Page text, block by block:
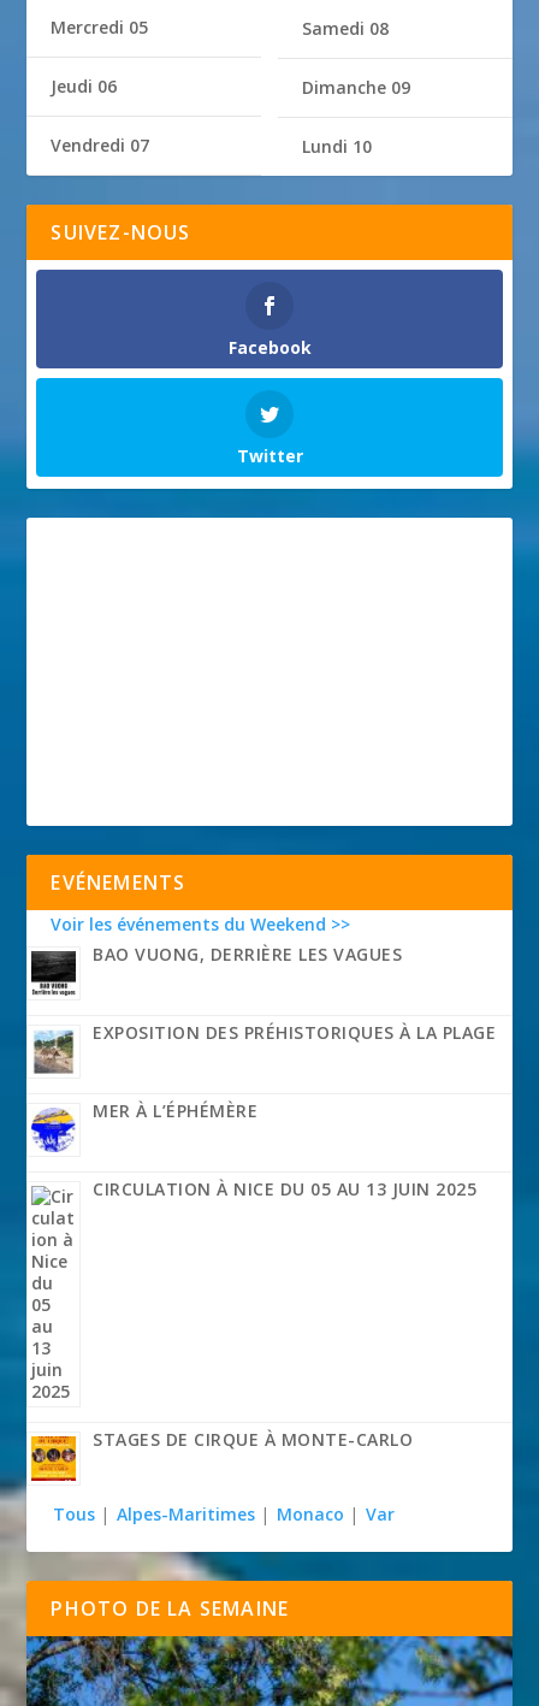
Mercredi 05
Jeudi 06
Vendredi 07
Samedi 08
Dimanche 09
Lundi 10
SUIVEZ-NOUS
Facebook
Twitter
EVÉNEMENTS
Voir les événements du Weekend >>
BAO VUONG, DERRIÈRE LES VAGUES
EXPOSITION DES PRÉHISTORIQUES À LA PLAGE
MER À L’ÉPHÉMÈRE
CIRCULATION À NICE DU 05 AU 13 JUIN 2025
STAGES DE CIRQUE À MONTE-CARLO
Tous | Alpes-Maritimes | Monaco | Var
PHOTO DE LA SEMAINE